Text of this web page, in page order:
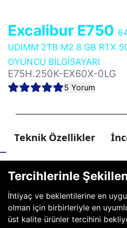
Excalibur E750
UDIMM 2TB M2 8 GB RTX
OYUNCU BİLGİSAYARI
E75H.250K-EX60X-0LG
5 Yorum
Teknik Özellikler
Tercihlerinle
İhtiyaç ve beklentilerine en
olman için birbirleriyle en
üst kalite ürünler tercihini